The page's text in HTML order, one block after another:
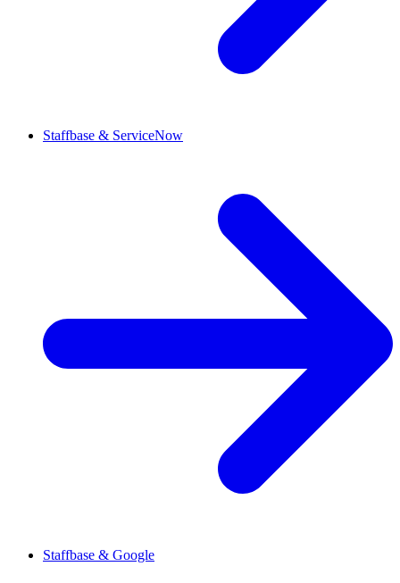
Staffbase & ServiceNow
Staffbase & Google